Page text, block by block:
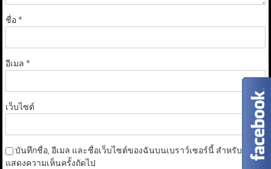
ชื่อ*
อีเมล *
เว็บไซต์
บันทึกชื่อ, อีเมล และชื่อเว็บไซต์ของฉันบนเบราว์เซอร์นี้ สำหรับการ
แสดงความเห็นครั้งถัดไป